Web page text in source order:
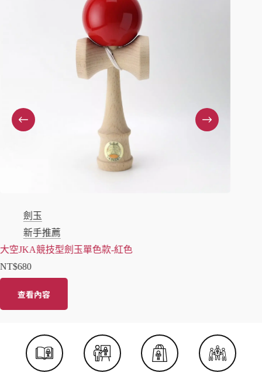
劍玉
新手推薦
大空JKA競技型劍玉單色款-紅色
NT$680
查看內容